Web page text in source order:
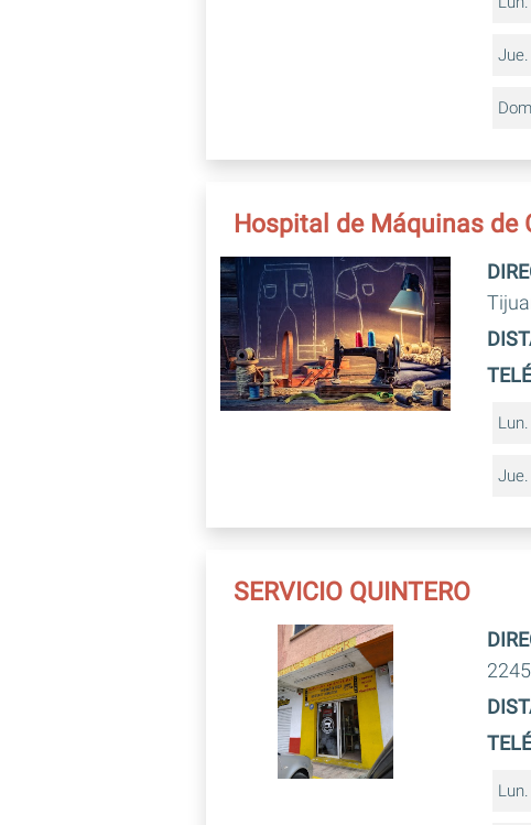
Hospital de Máquinas de
SERVICIO QUINTERO